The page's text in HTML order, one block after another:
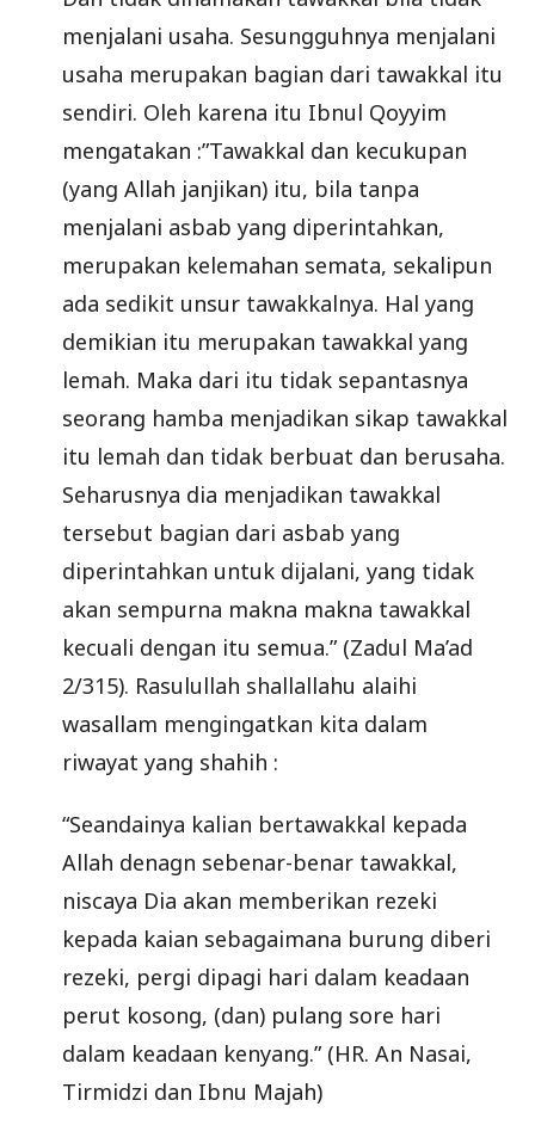
menjalani usaha. Sesungguhnya menjalani
usaha merupakan bagian dari tawakkal itu
sendiri. Oleh karena itu Ibnul Qoyyim
mengatakan :”Tawakkal dan kecukupan
(yang Allah janjikan) itu, bila tanpa
menjalani asbab yang diperintahkan,
merupakan kelemahan semata, sekalipun
ada sedikit unsur tawakkalnya. Hal yang
demikian itu merupakan tawakkal yang
lemah. Maka dari itu tidak sepantasnya
seorang hamba menjadikan sikap tawakkal
itu lemah dan tidak berbuat dan berusaha.
Seharusnya dia menjadikan tawakkal
tersebut bagian dari asbab yang
diperintahkan untuk dijalani, yang tidak
akan sempurna makna makna tawakkal
kecuali dengan itu semua.” (Zadul Ma’ad
2/315). Rasulullah shallallahu alaihi
wasallam mengingatkan kita dalam
riwayat yang shahih :
“Seandainya kalian bertawakkal kepada
Allah denagn sebenar-benar tawakkal,
niscaya Dia akan memberikan rezeki
kepada kaian sebagaimana burung diberi
rezeki, pergi dipagi hari dalam keadaan
perut kosong, (dan) pulang sore hari
dalam keadaan kenyang.” (HR. An Nasai,
Tirmidzi dan Ibnu Majah)